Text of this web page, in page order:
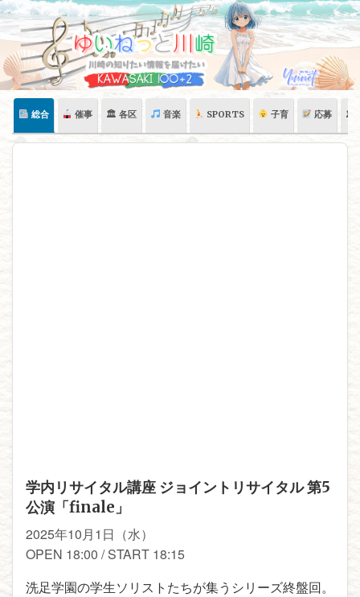
Skip
content
総合 催事 🏛 各区 音楽 SPORTS 子育 応募 🏛
学内リサイタル講座 ジョイントリサイタル 第5
公演「finale」
2025年10月1日（水）
OPEN 18:00 / START 18:15
洗足学園の学生ソリストたちが集うシリーズ終盤回。